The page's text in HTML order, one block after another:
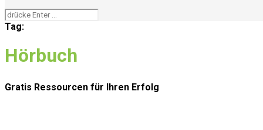
Tag:
Hörbuch
Gratis Ressourcen für Ihren Erfolg